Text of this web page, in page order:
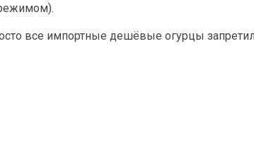
все импортные дешёвые огурцы